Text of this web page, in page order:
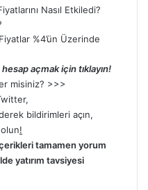
Nasıl Etkiledi?
%4’ün Üzerinde
açmak için tıklayın!
misiniz? >>>
,
bildirimleri açın,
!
tamamen yorum
yatırım tavsiyesi